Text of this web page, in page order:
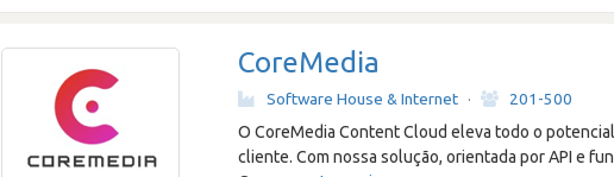
CoreMedia
Software House & Internet ·
201-500
O CoreMedia Content Cloud eleva todo o
cliente. Com nossa solução, orientada por API e